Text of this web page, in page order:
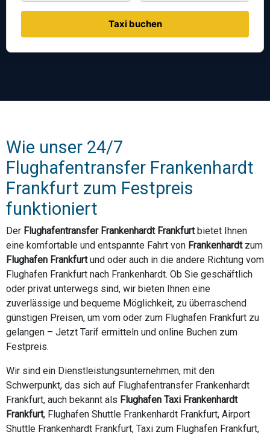
Taxi buchen
Wie unser 24/7
Flughafentransfer Frankenhardt
Frankfurt zum Festpreis
funktioniert
Der Flughafentransfer Frankenhardt Frankfurtbietet Ihnen
eine komfortable und entspannte Fahrt von Frankenhardtzum
Flughafen Frankfurtund oder auch in die andere Richtung vom
Flughafen Frankfurt nach Frankenhardt. Ob Sie geschäftlich
oder privat unterwegs sind, wir bieten Ihnen eine
zuverlässige und bequeme Möglichkeit, zu überraschend
günstigen Preisen, um vom oder zum Flughafen Frankfurt zu
gelangen – Jetzt Tarif ermitteln und online Buchen zum
Festpreis.
Wir sind ein Dienstleistungsunternehmen, mit den
Schwerpunkt, das sich auf Flughafentransfer Frankenhardt
Frankfurt, auch bekannt als Flughafen Taxi Frankenhardt
Frankfurt, Flughafen Shuttle Frankenhardt Frankfurt, Airport
Shuttle Frankenhardt Frankfurt, Taxi zum Flughafen Frankfurt,